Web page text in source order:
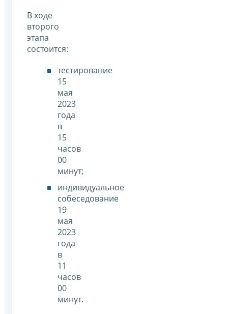
В ходе
второго
этапа
состоится:
тестирование
15
мая
2023
года
в
15
часов
00
минут;
индивидуальное
собеседование
19
мая
2023
года
в
11
часов
00
минут.